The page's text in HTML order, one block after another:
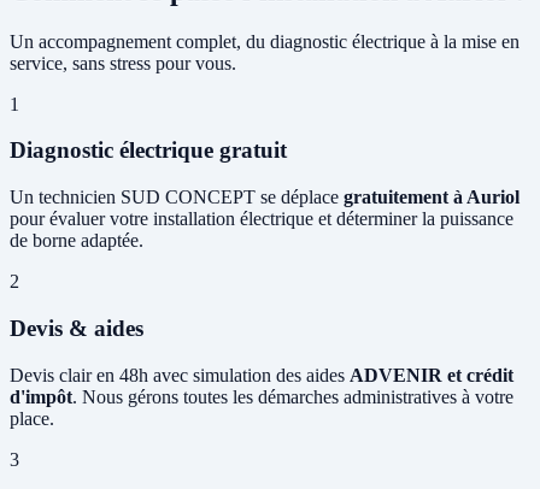
Un accompagnement complet, du diagnostic électrique à la mise en
service, sans stress pour vous.
1
Diagnostic électrique gratuit
Un technicien SUD CONCEPT se déplace gratuitement à Auriol
pour évaluer votre installation électrique et déterminer la puissance
de borne adaptée.
2
Devis & aides
Devis clair en 48h avec simulation des aides ADVENIR et crédit
d'impôt. Nous gérons toutes les démarches administratives à votre
place.
3